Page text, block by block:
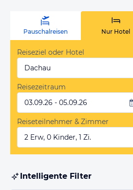
Pauschalreisen Nur Hotel
Reiseziel oder Hotel
Dachau
Reisezeitraum
03.09.26 - 05.09.26
Reiseteilnehmer & Zimmer
2 Erw, 0 Kinder, 1 Zi.
Intelligente Filter